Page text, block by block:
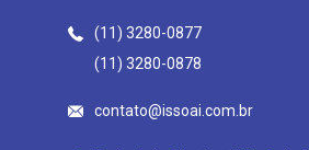
(11) 3280-0877
(11) 3280-0878
contato@issoai.com.br